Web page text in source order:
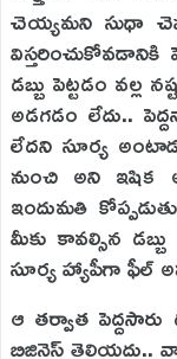
చెయ్యమని సుధా
విస్తరించుకోవడానికి
డబ్బు పెట్టడం వల్ల
అడగడం లేదు..
లేదని సూర్య
నుంచి అని ఇషిక
ఇందుమతి
మీకు కావల్సిన
సూర్య హ్యాపీగా ఫీల్
ఆ తర్వాత పెద్దసారు
బిజినెస్ తెలియదు..